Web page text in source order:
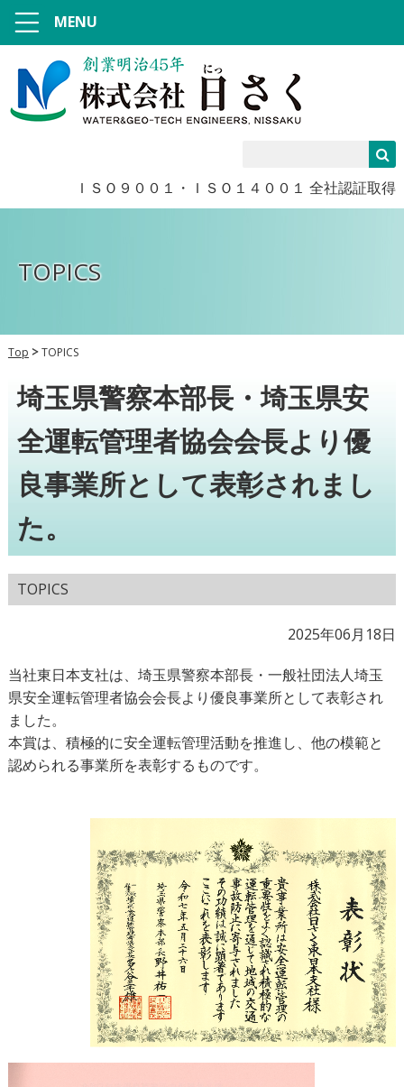
ＩＳＯ９００１・ＩＳＯ１４００１ 全社認証取得
MENU
TOPICS
Top TOPICS
埼玉県警察本部長・埼玉県安
全運転管理者協会会長より優
良事業所として表彰されまし
た。
TOPICS
2025年06月18日
当社東日本支社は、埼玉県警察本部長・一般社団法人埼玉
県安全運転管理者協会会長より優良事業所として表彰され
ました。
本賞は、積極的に安全運転管理活動を推進し、他の模範と
認められる事業所を表彰するものです。